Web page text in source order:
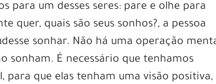
para um desses seres: pare e olhe para
quer, quais são seus sonhos?, a pessoa
sonhar. Não há uma operação
sonham. É necessário que tenhamos
para que elas tenham uma visão positiva,